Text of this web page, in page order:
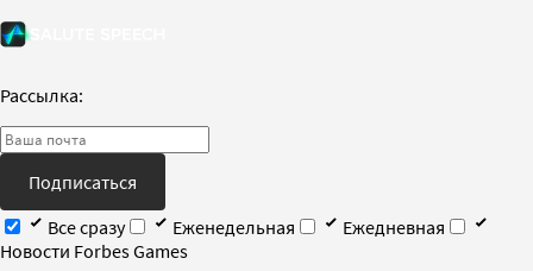
Рассылка:
Подписаться
Все сразу
Еженедельная
Ежедневная
Новости Forbes Games